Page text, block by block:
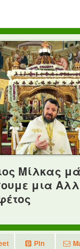
Μίλκας
μια
Pin